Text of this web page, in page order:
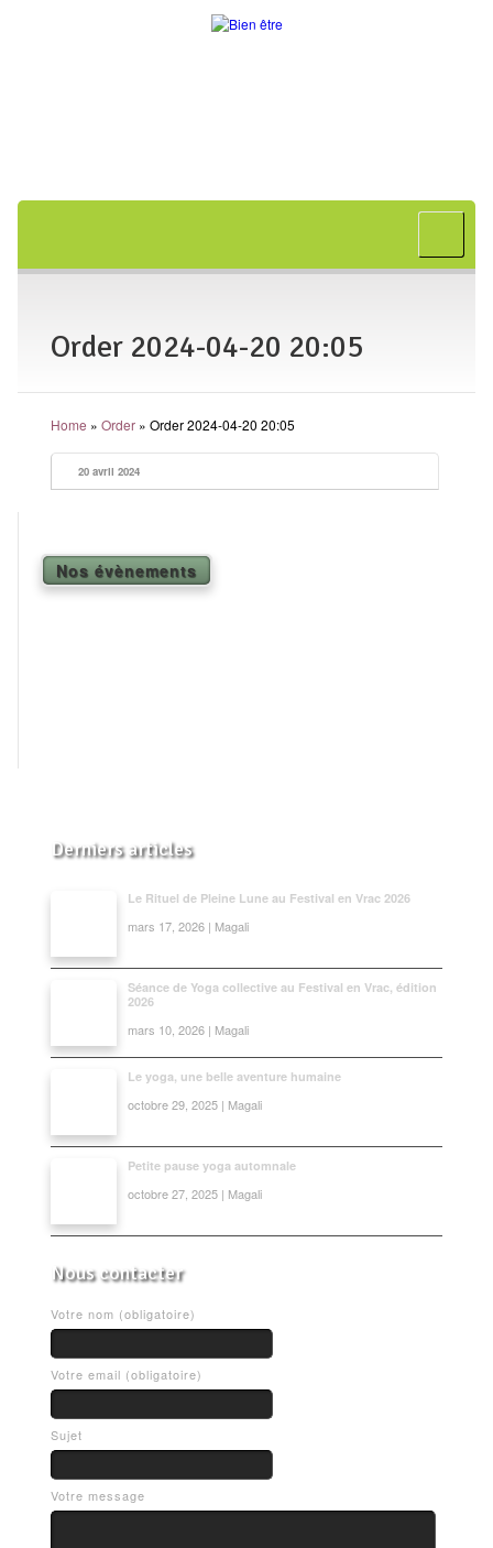
Shiatsu
L’art japonais
Séances
En entreprise
Yoga
L’état optimal
Order 2024-04-20 20:05
Home » Order» Order 2024-04-20 20:05
20 avril 2024
Nos évènements
Derniers articles
Le Rituel de Pleine Lune au Festival en Vrac 2026
mars 17, 2026 | Magali
Séance de Yoga collective au Festival en Vrac, édition
2026
mars 10, 2026 | Magali
Le yoga, une belle aventure humaine
octobre 29, 2025 | Magali
Petite pause yoga automnale
octobre 27, 2025 | Magali
Nous contacter
Votre nom (obligatoire)
Votre email (obligatoire)
Sujet
Votre message